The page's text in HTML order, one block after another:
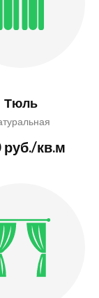
Тюль
руб./кв.м